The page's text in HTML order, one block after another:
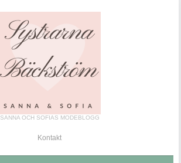
SANNA OCH SOFIAS MODEBLOGG
Kontakt